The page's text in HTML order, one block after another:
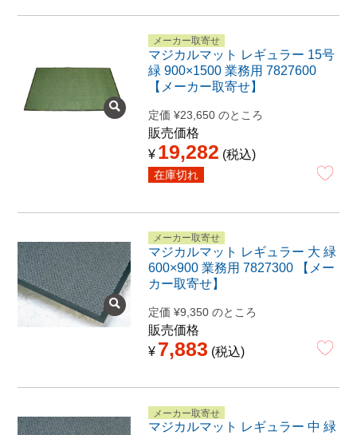
メーカー取寄せ
マジカルマット レギュラー 15号
緑 900×1500 業務用 7827600
【メーカー取寄せ】
定価 ¥23,650 のところ
販売価格
¥ 19,282 税込
在庫切れ
メーカー取寄せ
マジカルマット レギュラー 大 緑
600×900 業務用 7827300 【メー
カー取寄せ】
定価 ¥9,350 のところ
販売価格
¥ 7,883 税込
メーカー取寄せ
マジカルマット レギュラー 中 緑